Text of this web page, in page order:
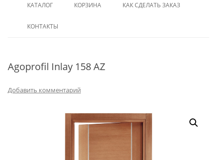
КАТАЛОГ КОРЗИНА КАК СДЕЛАТЬ ЗАКАЗ
КОНТАКТЫ
Agoprofil Inlay 158 AZ
Добавить комментарий